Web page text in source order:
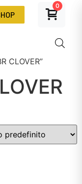
0
CLOVER”